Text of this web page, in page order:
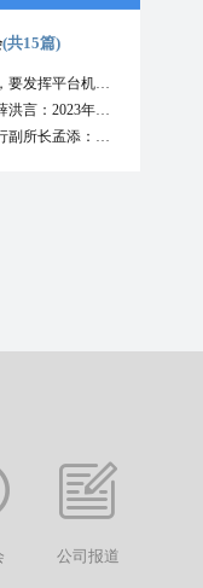
(共15篇)
平台机构的作用
消费信贷或迎来新起点
数字普惠金融带来更大发展空间
公司报道